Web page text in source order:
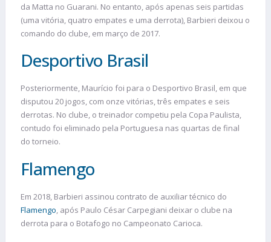
da Matta no Guarani. No entanto, após apenas seis partidas
(uma vitória, quatro empates e uma derrota), Barbieri deixou o
comando do clube, em março de 2017.
Desportivo Brasil
Posteriormente, Maurício foi para o Desportivo Brasil, em que
disputou 20 jogos, com onze vitórias, três empates e seis
derrotas. No clube, o treinador competiu pela Copa Paulista,
contudo foi eliminado pela Portuguesa nas quartas de final
do torneio.
Flamengo
Em 2018, Barbieri assinou contrato de auxiliar técnico do
Flamengo, após Paulo César Carpegiani deixar o clube na
derrota para o Botafogo no Campeonato Carioca.